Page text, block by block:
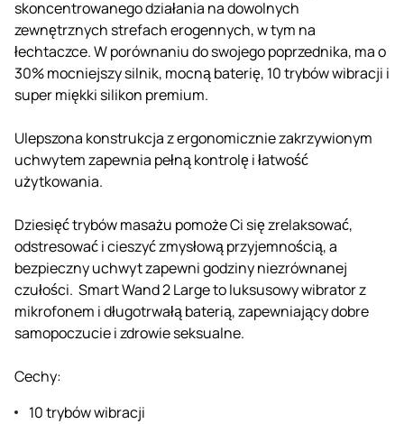
skoncentrowanego działania na dowolnych
zewnętrznych strefach erogennych, w tym na
łechtaczce. W porównaniu do swojego poprzednika, ma o
30% mocniejszy silnik, mocną baterię, 10 trybów wibracji i
super miękki silikon premium.
Ulepszona konstrukcja z ergonomicznie zakrzywionym
uchwytem zapewnia pełną kontrolę i łatwość
użytkowania.
Dziesięć trybów masażu pomoże Ci się zrelaksować,
odstresować i cieszyć zmysłową przyjemnością, a
bezpieczny uchwyt zapewni godziny niezrównanej
czułości. Smart Wand 2 Large to luksusowy wibrator z
mikrofonem i długotrwałą baterią, zapewniający dobre
samopoczucie i zdrowie seksualne.
Cechy:
10 trybów wibracji